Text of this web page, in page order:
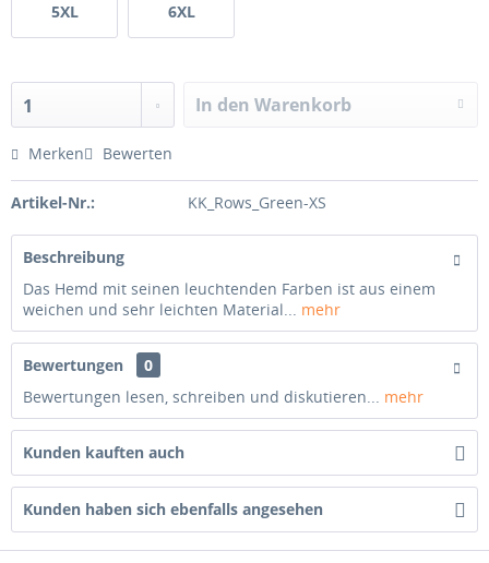
5XL 6XL
1 In den Warenkorb
Merken Bewerten
Artikel-Nr.: KK_Rows_Green-XS
Beschreibung
Das Hemd mit seinen leuchtenden Farben ist aus einem
weichen und sehr leichten Material... mehr
Bewertungen
0
Bewertungen lesen, schreiben und diskutieren... mehr
Kunden kauften auch
Kunden haben sich ebenfalls angesehen